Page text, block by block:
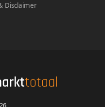
Disclaimer